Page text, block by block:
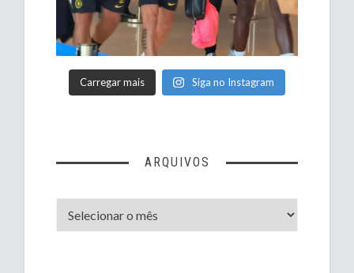
Carregar mais Siga no Instagram
ARQUIVOS